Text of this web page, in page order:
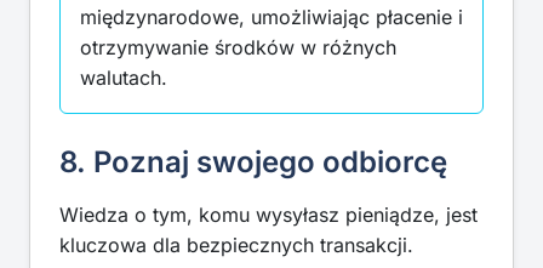
międzynarodowe, umożliwiając płacenie i
otrzymywanie środków w różnych
walutach.
8. Poznaj swojego odbiorcę
Wiedza o tym, komu wysyłasz pieniądze, jest
kluczowa dla bezpiecznych transakcji.